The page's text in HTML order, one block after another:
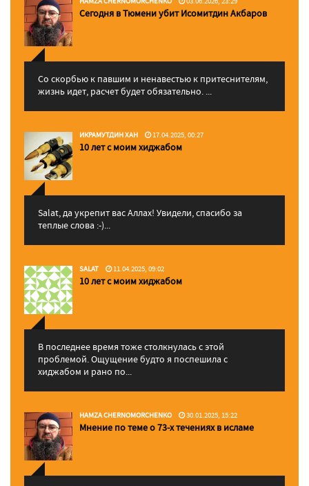
Сегодня в Тюмени убит Исомитдин Акбаров
Со скорбью к павшим и ненавестью к притеснителям,
жизнь идет, расчет будет обязательно. ...
ИКРАМУТДИН ХАН 17.04.2025, 00:27
10 лет с моим хиджабом
Salat, да укрепит вас Аллаx! Увидели, спасибо за
теплые слова :-)...
SALAT 11.04.2025, 09:02
10 лет с моим хиджабом
В последнее время тоже столкнулась с этой
проблемой. Ощущение будто я поспешила с
хиджабом и рано по...
HAMZA CHERNOMORCHENKO 30.01.2025, 15:22
Мнение по теме о 73-х течениях в исламе